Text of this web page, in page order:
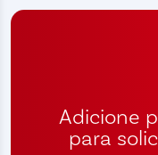
Adicione
para